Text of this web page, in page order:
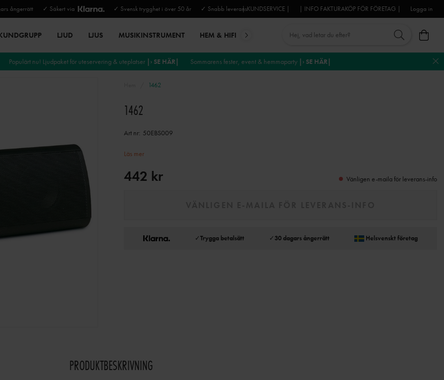
ångerrätt ✓ Säkert via ✓ Svensk trygghet i över 50 år ✓ Snabb leverans| KUNDSERVICE | | INFO FAKTURAKÖP FÖR FÖRETAG | Logga in
LJUD LJUS MUSIKINSTRUMENT HEM & HIFI MIKROFONER DJ-UTRUSTNING TROSS
Populärt nu! Ljudpaket för uteservering & uteplatser |› SE HÄR| Sommarens fester, event & hemmaparty |› SE HÄR|
1462
1462
Art nr: 50EBS009
Läs mer
442 kr Vänligen e-maila för leverans-info
✓Trygga betalsätt ✓30 dagars ångerrätt Helsvenskt företag
PRODUKTBESKRIVNING